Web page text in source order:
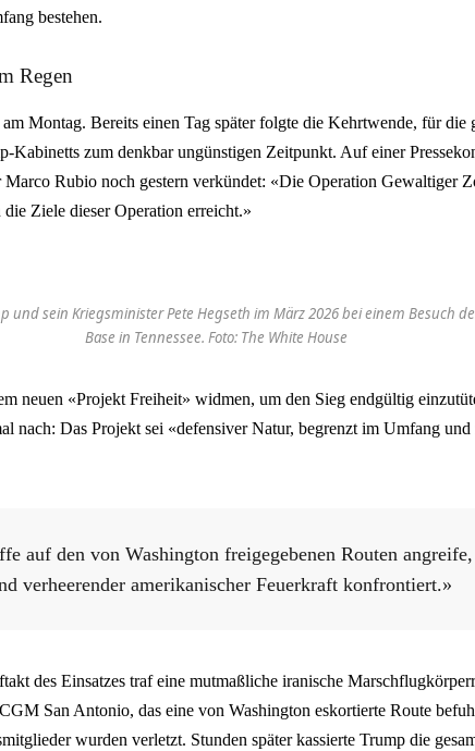
bestehen.
Regen
Montag. Bereits einen Tag später folgte die Kehrtwende, für die
Kabinetts zum denkbar ungünstigen Zeitpunkt. Auf einer
Marco Rubio noch gestern verkündet: «Die Operation Gewaltiger
die Ziele dieser Operation erreicht.»
und sein Kriegsminister Pete Hegseth im März 2026 bei einem Besuch
Base in Tennessee. Foto: The White House
neuen «Projekt Freiheit» widmen, um den Sieg endgültig
nach: Das Projekt sei «defensiver Natur, begrenzt im Umfang
auf den von Washington freigegebenen Routen
verheerender amerikanischer Feuerkraft konfrontiert.»
des Einsatzes traf eine mutmaßliche iranische
San Antonio, das eine von Washington eskortierte Route
wurden verletzt. Stunden später kassierte Trump die